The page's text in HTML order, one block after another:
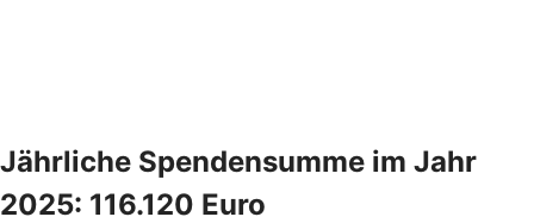
Jährliche Spendensumme im Jahr
2025: 116.120 Euro